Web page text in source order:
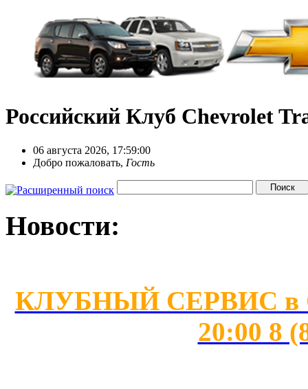
Российский Клуб Chevrolet
06 августа 2026, 17:59:00
Добро пожаловать, Гость
Новости:
КЛУБНЫЙ СЕРВИС в
20:00 8